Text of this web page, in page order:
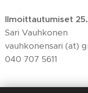
Ilmoittautumiset
Sari Vauhkonen
vauhkonensari (at)
040 707 5611